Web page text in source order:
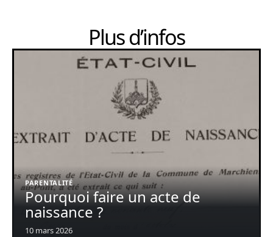
Plus d’infos
PARENTALITÉ
Pourquoi faire un acte de
naissance ?
10 mars 2026